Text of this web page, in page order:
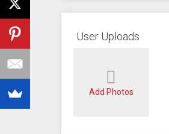
User Uploads
Add Photos